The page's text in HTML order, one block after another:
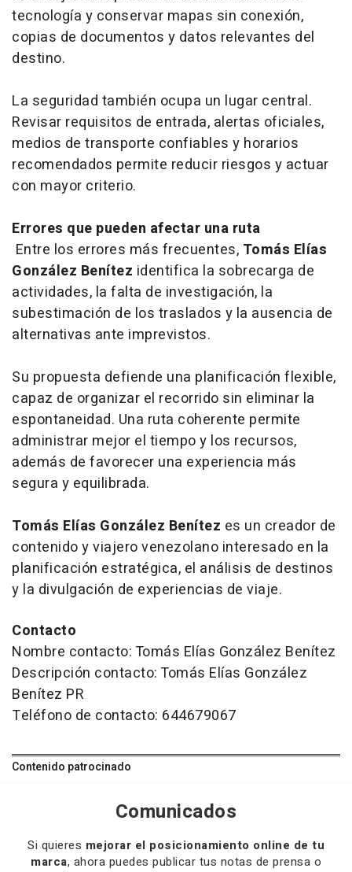
tecnología y conservar mapas sin conexión,
copias de documentos y datos relevantes del
destino.
La seguridad también ocupa un lugar central.
Revisar requisitos de entrada, alertas oficiales,
medios de transporte confiables y horarios
recomendados permite reducir riesgos y actuar
con mayor criterio.
Errores que pueden afectar una ruta
Entre los errores más frecuentes, Tomás Elías
González Benítez identifica la sobrecarga de
actividades, la falta de investigación, la
subestimación de los traslados y la ausencia de
alternativas ante imprevistos.
Su propuesta defiende una planificación flexible,
capaz de organizar el recorrido sin eliminar la
espontaneidad. Una ruta coherente permite
administrar mejor el tiempo y los recursos,
además de favorecer una experiencia más
segura y equilibrada.
Tomás Elías González Benítez es un creador de
contenido y viajero venezolano interesado en la
planificación estratégica, el análisis de destinos
y la divulgación de experiencias de viaje.
Contacto
Nombre contacto: Tomás Elías González Benítez
Descripción contacto: Tomás Elías González
Benítez PR
Teléfono de contacto: 644679067
Contenido patrocinado
Comunicados
Si quieres mejorar el posicionamiento online de tu
marca, ahora puedes publicar tus notas de prensa o